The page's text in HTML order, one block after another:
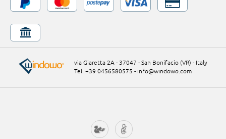
via Giaretta 2A - 37047 - San Bonifacio (VR) - Italy
Tel. +39 0456580575 - info@windowo.com